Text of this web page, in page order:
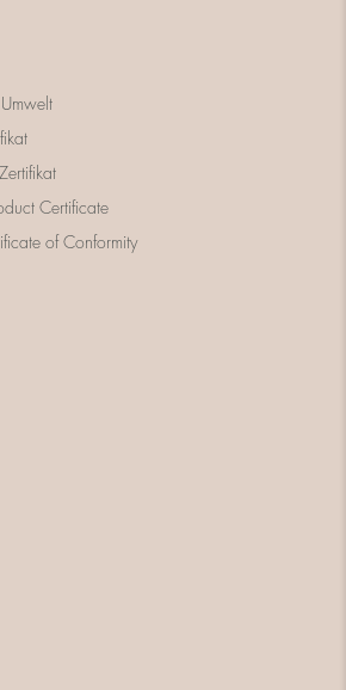
Certificate
of Conformity